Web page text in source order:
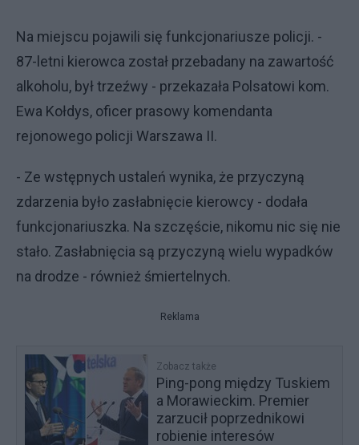
Na miejscu pojawili się funkcjonariusze policji. -
87-letni kierowca został przebadany na zawartość
alkoholu, był trzeźwy - przekazała Polsatowi kom.
Ewa Kołdys, oficer prasowy komendanta
rejonowego policji Warszawa II.
- Ze wstępnych ustaleń wynika, że przyczyną
zdarzenia było zasłabnięcie kierowcy - dodała
funkcjonariuszka. Na szczęście, nikomu nic się nie
stało. Zasłabnięcia są przyczyną wielu wypadków
na drodze - również śmiertelnych.
Reklama
Zobacz także
Ping-pong między Tuskiem
a Morawieckim. Premier
zarzucił poprzednikowi
robienie interesów